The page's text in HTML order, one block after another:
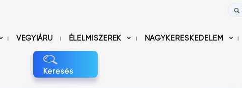
VEGYIÁRU ÉLELMISZEREK NAGYKERESKEDELEM
Keresés